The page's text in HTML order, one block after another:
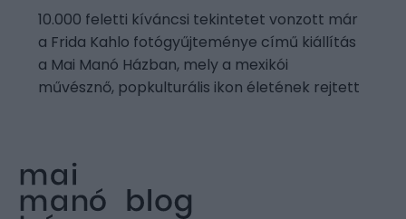
10.000 feletti kíváncsi tekintetet vonzott már
a Frida Kahlo fotógyűjteménye című kiállítás
a Mai Manó Házban, mely a mexikói
művésznő, popkulturális ikon életének rejtett